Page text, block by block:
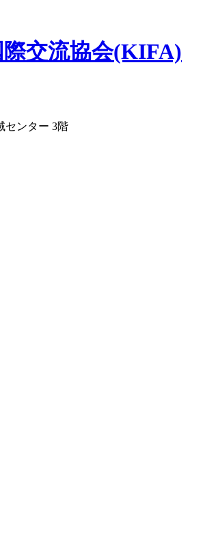
交流協会(KIFA)
センター 3階